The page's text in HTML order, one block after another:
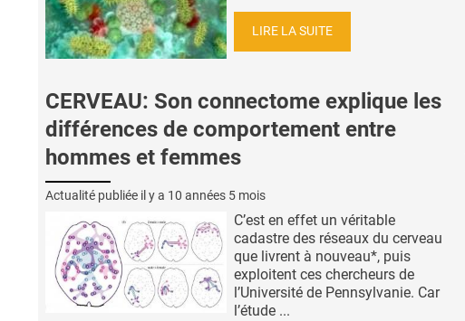
LIRE LA SUITE
CERVEAU: Son connectome explique les
différences de comportement entre
hommes et femmes
Actualité publiée il y a 10 années 5 mois
C’est en effet un véritable
cadastre des réseaux du cerveau
que livrent à nouveau*, puis
exploitent ces chercheurs de
l’Université de Pennsylvanie. Car
l’étude ...